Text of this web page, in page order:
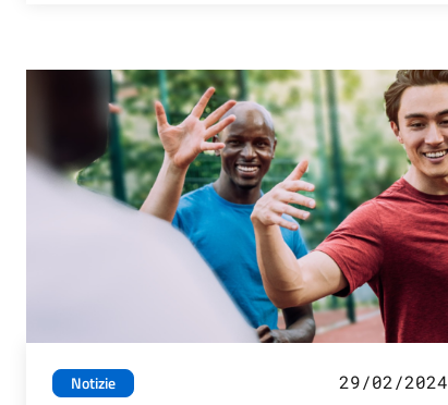
Notizie 29/02/2024